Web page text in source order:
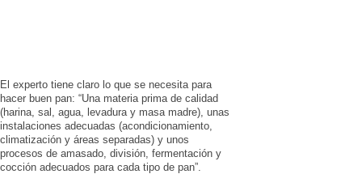
El experto tiene claro lo que se necesita para
hacer buen pan: “Una materia prima de calidad
(harina, sal, agua, levadura y masa madre), unas
instalaciones adecuadas (acondicionamiento,
climatización y áreas separadas) y unos
procesos de amasado, división, fermentación y
cocción adecuados para cada tipo de pan”.